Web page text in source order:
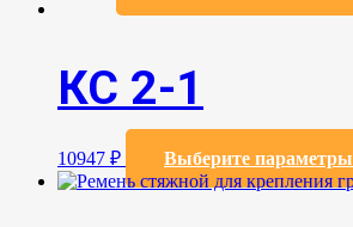
КС 2-1
10947 ₽ Выберите параметры